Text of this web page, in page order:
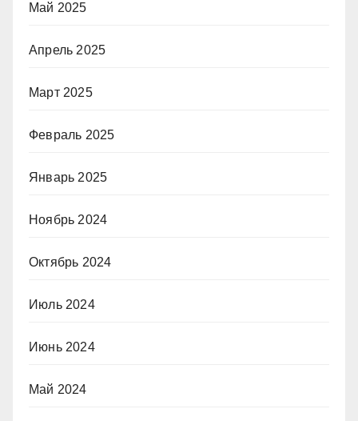
Май 2025
Апрель 2025
Март 2025
Февраль 2025
Январь 2025
Ноябрь 2024
Октябрь 2024
Июль 2024
Июнь 2024
Май 2024